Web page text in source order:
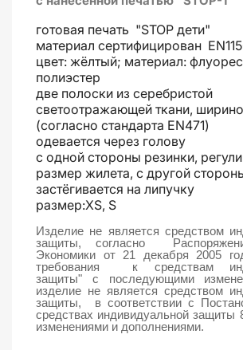
готовая печать "STOP дети"
материал сертифицирован
цвет: жёлтый; материал:
полиэстер
две полоски из серебристой
светоотражающей ткани,
(согласно стандарта EN471)
одевается через голову
с одной стороны резинки,
размер жилета, с другой
застёгивается на липучку
размер:XS, S
Изделие не является средством
защиты, согласно
Экономики от 21 декабря 2005
требования к средствам
защиты" с последующими
изделие не является средством
защиты, в соответствии с
средствах индивидуальной защиты
изменениями и дополнениями.